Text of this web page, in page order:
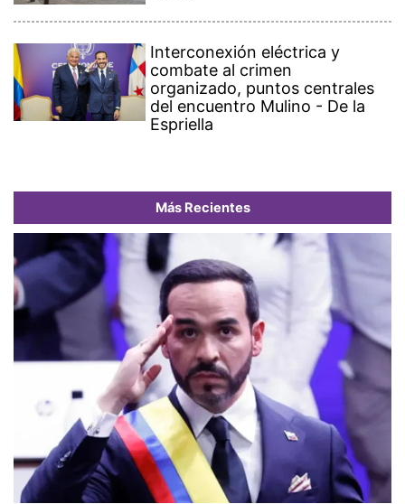
Interconexión eléctrica y
combate al crimen
organizado, puntos centrales
del encuentro Mulino - De la
Espriella
Más Recientes